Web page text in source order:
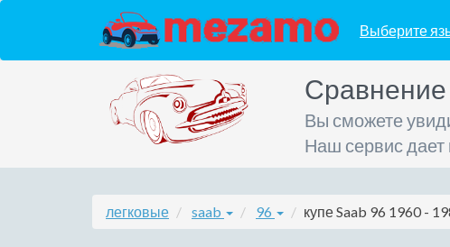
Выберите
Вы сможете
Наш сервис
легковые saab 96 купе Saab 96 1960 -